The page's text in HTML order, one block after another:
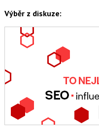
Výběr z diskuze: